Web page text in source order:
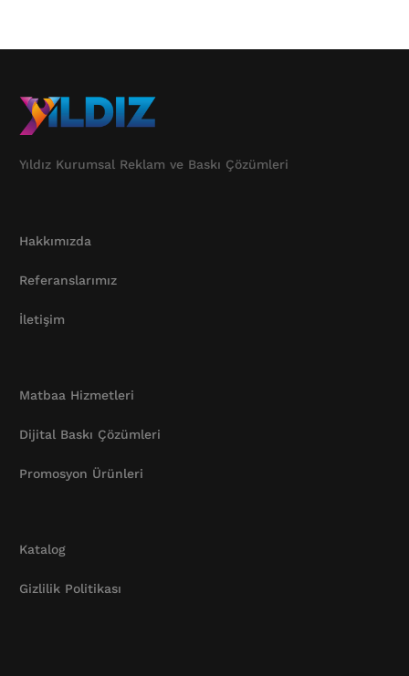
Yıldız Kurumsal Reklam ve Baskı Çözümleri
Hakkımızda
Referanslarımız
İletişim
Matbaa Hizmetleri
Dijital Baskı Çözümleri
Promosyon Ürünleri
Katalog
Gizlilik Politikası